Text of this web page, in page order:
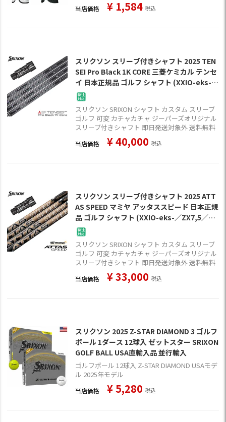
当店価格 ¥ 1,584 税込
スリクソン スリーブ付きシャフト 2025 TEN
SEI Pro Black 1K CORE 三菱ケミカル テンセ
イ 日本正規品 ゴルフ シャフト (XXIO-eks-／
ZX7,5／Z785／Z765／Z565)
スリクソン SRIXON シャフト カスタム スリーブ
ゴルフ 可変 カチャカチャ ジーパーズオリジナル
スリーブ付きシャフト 即日発送対象外 送料無料
当店価格 ¥40,000 税込
スリクソン スリーブ付きシャフト 2025 ATT
AS SPEED マミヤ アッタススピード 日本正規
品 ゴルフ シャフト (XXIO-eks-／ZX7,5／Z7
85／Z765／Z565)
スリクソン SRIXON シャフト カスタム スリーブ
ゴルフ 可変 カチャカチャ ジーパーズオリジナル
スリーブ付きシャフト 即日発送対象外 送料無料
当店価格 ¥33,000 税込
スリクソン 2025 Z-STAR DIAMOND 3 ゴルフ
ボール 1ダース 12球入 ゼットスター SRIXON
GOLF BALL USA直輸入品 並行輸入
ゴルフボール 12球入 Z-STAR DIAMOND USAモデ
ル 2025年モデル
当店価格 ¥5,280 税込